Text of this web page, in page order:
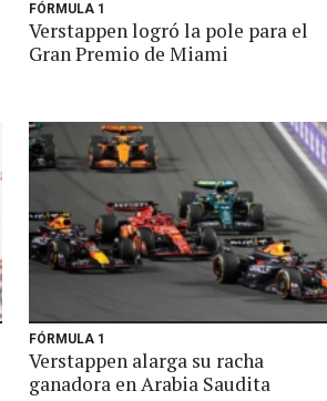
FÓRMULA 1
Verstappen logró la pole para el
Gran Premio de Miami
FÓRMULA 1
Verstappen alarga su racha
ganadora en Arabia Saudita